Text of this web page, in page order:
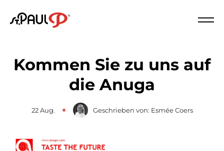
Logo St. Paul
Kommen Sie zu uns auf
die Anuga
22 Aug. Geschrieben von: Esmée Coers